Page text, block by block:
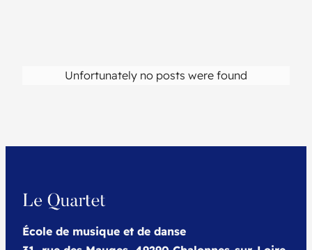
Unfortunately no posts were found
École de musique et de danse